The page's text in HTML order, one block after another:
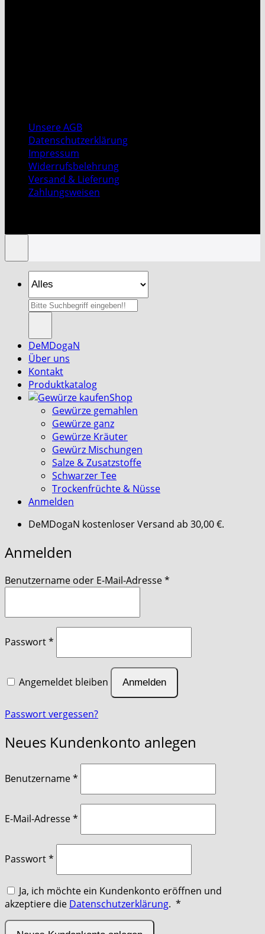
Unsere AGB
Datenschutzerklärung
Impressum
Widerrufsbelehrung
Versand & Lieferung
Zahlungsweisen
Suche
nach:
DeMDogaN
Über uns
Kontakt
Produktkatalog
Shop
Gewürze gemahlen
Gewürze ganz
Gewürze Kräuter
Gewürz Mischungen
Salze & Zusatzstoffe
Schwarzer Tee
Trockenfrüchte & Nüsse
Anmelden
DeMDogaN kostenloser Versand ab 30,00 €.
Anmelden
Benutzername oder E-Mail-Adresse*
Passwort*
Angemeldet bleiben Anmelden
Passwort vergessen?
Neues Kundenkonto anlegen
Benutzername*
E-Mail-Adresse*
Passwort*
Ja, ich möchte ein Kundenkonto eröffnen und
akzeptiere die Datenschutzerklärung. *